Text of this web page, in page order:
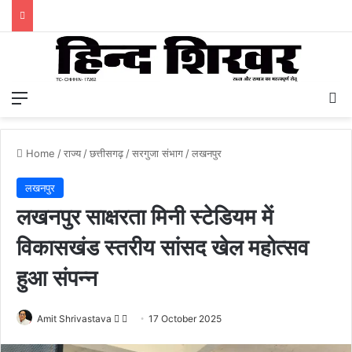
Home /राज्य/छत्तीसगढ़/सरगुजा संभाग/लखनपुर
लखनपुर
लखनपुर साक्षरता मिनी स्टेडियम में
विकासखंड स्तरीय सांसद खेल महोत्सव
हुआ संपन्न
Amit Shrivastava
F
17 October 2025